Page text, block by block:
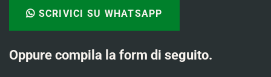
SCRIVICI SU WHATSAPP
Oppure compila la form di seguito.